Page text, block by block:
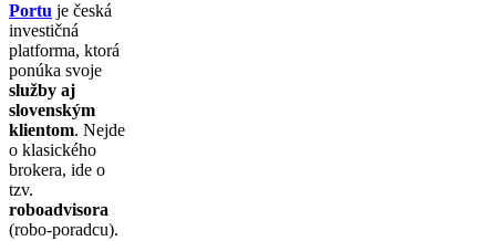
Portu je česká
investičná
platforma, ktorá
ponúka svoje
služby aj
slovenským
klientom. Nejde
o klasického
brokera, ide o
tzv.
roboadvisora
(robo-poradcu).